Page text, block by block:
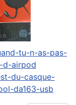
tu-n-as-pas-
d-airpod
du-casque-
da163-usb